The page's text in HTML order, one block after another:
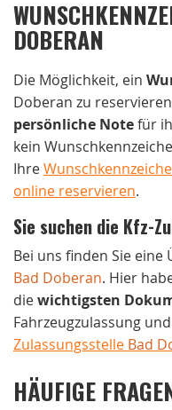
DOBERAN
Die Möglichkeit, ein
Doberan zu
persönliche Notefür
kein
Ihre
online reservieren.
Sie suchen die Kfz-
Bei uns finden Sie
Bad Doberan. Hier
diewichtigsten
Fahrzeugzulassung
Zulassungsstelle Bad
HÄUFIGE